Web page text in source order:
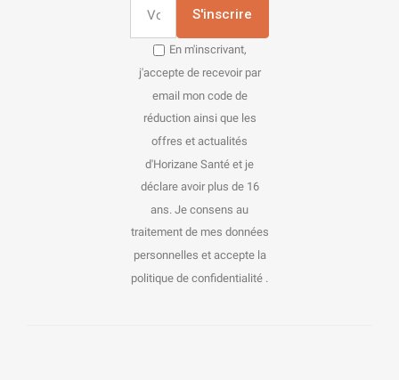
S'inscrire
En m'inscrivant,
j'accepte de recevoir par
email mon code de
réduction ainsi que les
offres et actualités
d'Horizane Santé et je
déclare avoir plus de 16
ans. Je consens au
traitement de mes données
personnelles et accepte la
politique de confidentialité .